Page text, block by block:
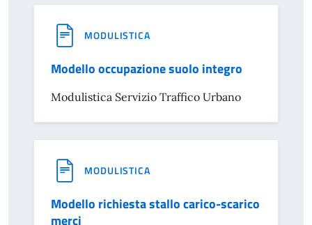
MODULISTICA
Modello occupazione suolo integro
Modulistica Servizio Traffico Urbano
MODULISTICA
Modello richiesta stallo carico-scarico
merci